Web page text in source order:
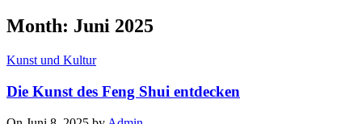
Month: Juni 2025
Kunst und Kultur
Die Kunst des Feng Shui entdecken